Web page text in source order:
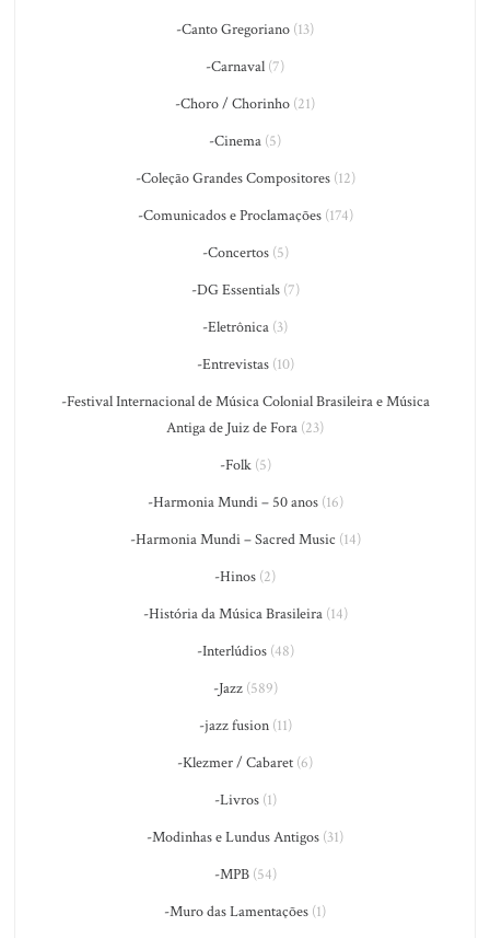
-Canto Gregoriano (13)
-Carnaval (7)
-Choro / Chorinho (21)
-Cinema (5)
-Coleção Grandes Compositores(12)
-Comunicados e Proclamações(174)
-Concertos(5)
-DG Essentials(7)
-Eletrônica (3)
-Entrevistas(10)
-Festival Internacional de Música Colonial Brasileira e Música
Antiga de Juiz de Fora (23)
-Folk(5)
-Harmonia Mundi – 50 anos(16)
-Harmonia Mundi – Sacred Music (14)
-Hinos (2)
-História da Música Brasileira(14)
-Interlúdios(48)
-Jazz(589)
-jazz fusion(11)
-Klezmer / Cabaret (6)
-Livros(1)
-Modinhas e Lundus Antigos (31)
-MPB(54)
-Muro das Lamentações (1)